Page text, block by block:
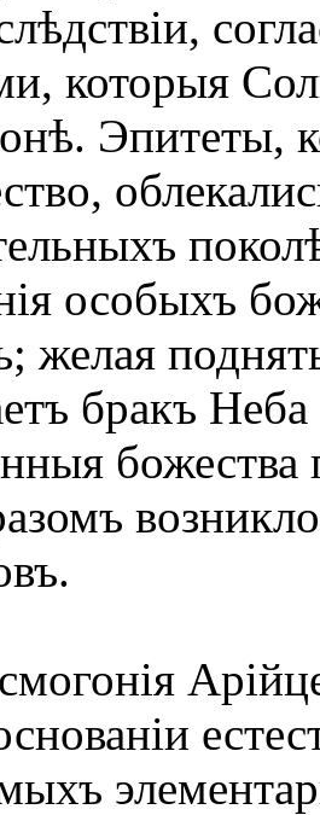
которыя
Эпитеты,
особыхъ
желая
бракъ